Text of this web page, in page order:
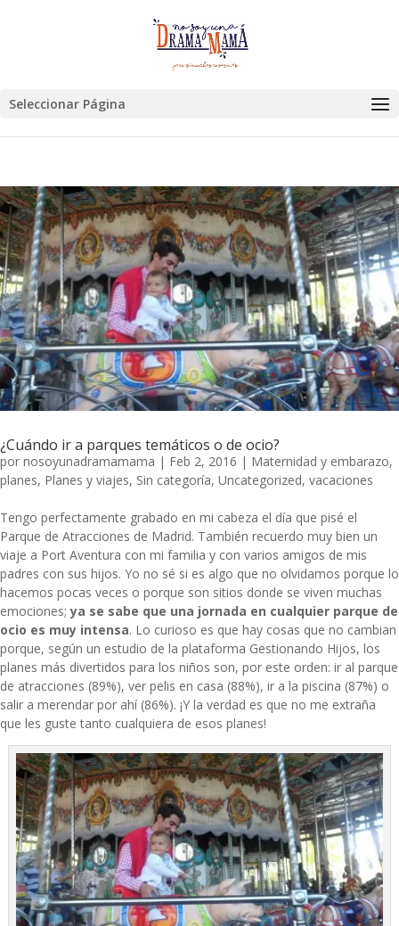
Seleccionar Página
¿Cuándo ir a parques temáticos o de ocio?
por nosoyunadramamama | Feb 2, 2016 | Maternidad y embarazo,
planes, Planes y viajes, Sin categoría, Uncategorized, vacaciones
Tengo perfectamente grabado en mi cabeza el día que pisé el
Parque de Atracciones de Madrid. También recuerdo muy bien un
viaje a Port Aventura con mi familia y con varios amigos de mis
padres con sus hijos. Yo no sé si es algo que no olvidamos porque lo
hacemos pocas veces o porque son sitios donde se viven muchas
emociones;ya se sabe que una jornada en cualquier parque de
ocio es muy intensa. Lo curioso es que hay cosas que no cambian
porque, según un estudio de la plataforma Gestionando Hijos, los
planes más divertidos para los niños son, por este orden: ir al parque
de atracciones (89%), ver pelis en casa (88%), ir a la piscina (87%) o
salir a merendar por ahí (86%). ¡Y la verdad es que no me extraña
que les guste tanto cualquiera de esos planes!